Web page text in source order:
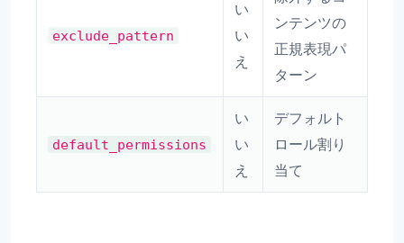
exclude_pattern
い
い
え
ンテンツの
正規表現パ
ターン
default_permissions
い
い
え
デフォルト
ロール割り
当て